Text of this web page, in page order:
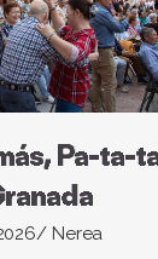
Pa-ta-
Nerea